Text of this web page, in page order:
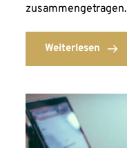
zusammengetragen.
Weiterlesen